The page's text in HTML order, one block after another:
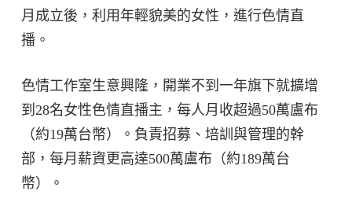
月成立後，利用年輕貌美的女性，進行色情直
播。
色情工作室生意興隆，開業不到一年旗下就擴增
到28名女性色情直播主，每人月收超過50萬盧布
（約19萬台幣）。負責招募、培訓與管理的幹
部，每月薪資更高達500萬盧布（約189萬台
幣）。